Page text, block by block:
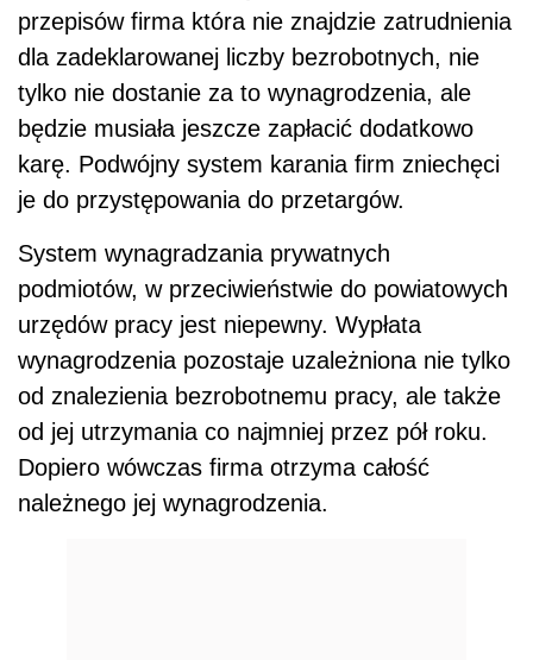
przepisów firma która nie znajdzie zatrudnienia
dla zadeklarowanej liczby bezrobotnych, nie
tylko nie dostanie za to wynagrodzenia, ale
będzie musiała jeszcze zapłacić dodatkowo
karę. Podwójny system karania firm zniechęci
je do przystępowania do przetargów.
System wynagradzania prywatnych
podmiotów, w przeciwieństwie do powiatowych
urzędów pracy jest niepewny. Wypłata
wynagrodzenia pozostaje uzależniona nie tylko
od znalezienia bezrobotnemu pracy, ale także
od jej utrzymania co najmniej przez pół roku.
Dopiero wówczas firma otrzyma całość
należnego jej wynagrodzenia.